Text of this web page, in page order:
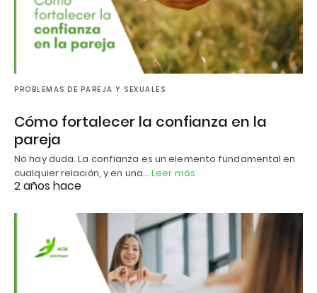
PROBLEMAS DE PAREJA Y SEXUALES
Cómo fortalecer la confianza en la
pareja
No hay duda. La confianza es un elemento fundamental en
cualquier relación, y en una…Leer más
2 años hace